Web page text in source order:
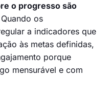
o progresso são
os
a indicadores que
às metas definidas,
porque
mensurável e com